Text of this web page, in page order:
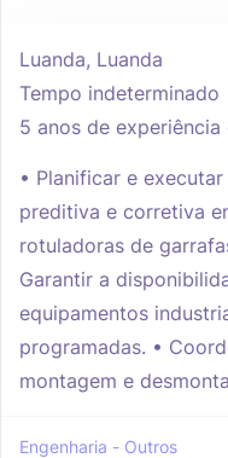
Luanda, Luanda
Tempo indeterminado
5 anos de experiência
• Planificar e
preditiva e corretiva
rotuladoras de
Garantir a
equipamentos
programadas. •
montagem e
Engenharia - Outros